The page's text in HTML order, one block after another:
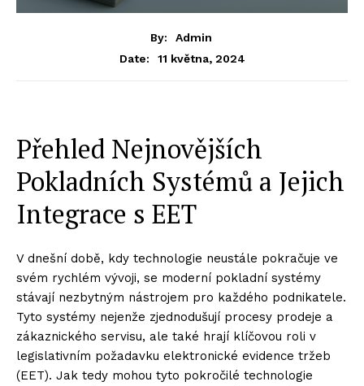
By:
Admin
Date:
11 května, 2024
Přehled Nejnovějších
Pokladních Systémů a Jejich
Integrace s EET
V dnešní době, kdy technologie neustále pokračuje ve
svém rychlém vývoji, se moderní pokladní systémy
stávají nezbytným nástrojem pro každého podnikatele.
Tyto systémy nejenže zjednodušují procesy prodeje a
zákaznického servisu, ale také hrají klíčovou roli v
legislativním požadavku elektronické evidence tržeb
(EET). Jak tedy mohou tyto pokročilé technologie